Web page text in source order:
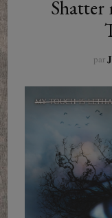
Shatter
par